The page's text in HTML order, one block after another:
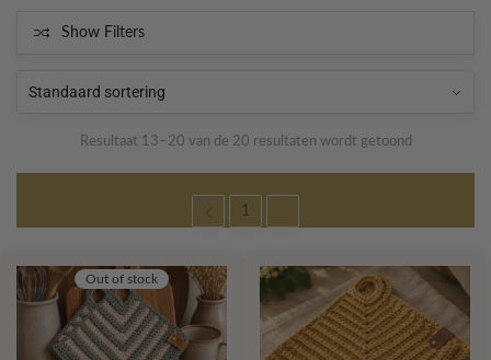
Show Filters
Resultaat 13–20 van de 20 resultaten wordt getoond
1
Out of stock